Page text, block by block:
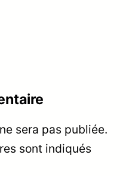
sera pas publiée.
sont indiqués